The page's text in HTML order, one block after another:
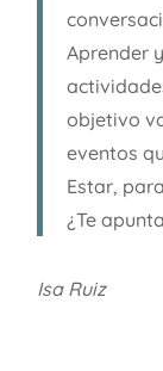
Aprender
objetivo
eventos
Estar,
¿Te
Isa Ruiz